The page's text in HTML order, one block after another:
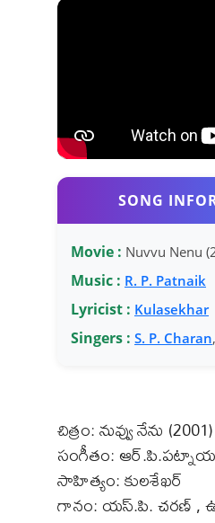
SONG
Movie : Nuvvu Nenu
Music : R. P. Patnaik
Lyricist : Kulasekhar
Singers : S. P. Charan,
చిత్రం: నువ్వు నేను (2001)
సంగీతం:
సాహిత్యం: కులశేఖర్
గానం: యస్.పి. చరణ్ ,